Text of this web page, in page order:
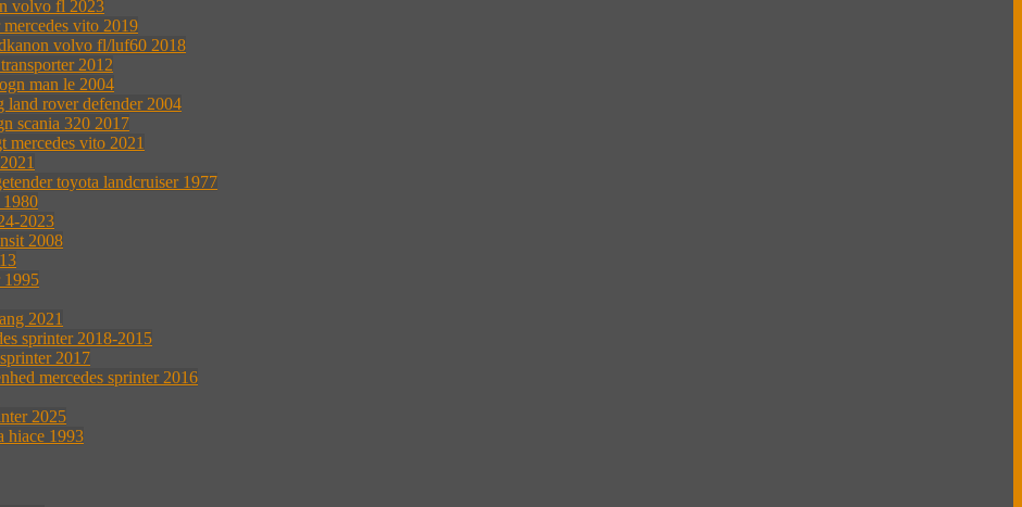
volvo fl 2023
mercedes vito 2019
volvo fl/luf60 2018
2012
man le 2004
rover defender 2004
scania 320 2017
mercedes vito 2021
toyota landcruiser 1977
1980
2023
2008
1995
2021
sprinter 2018-2015
2017
mercedes sprinter 2016
2025
hiace 1993